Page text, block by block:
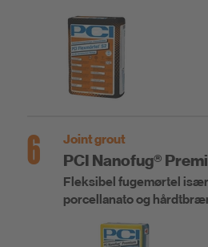
6 Joint grout
PCI Nanofug®
Fleksibel fugemørtel
porcellanato og